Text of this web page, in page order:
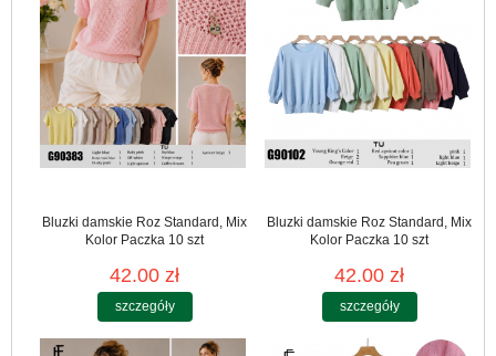
Bluzki damskie Roz Standard, Mix
Kolor Paczka 10 szt
42.00 zł
szczegóły
Bluzki damskie Roz Standard, Mix
Kolor Paczka 10 szt
42.00 zł
szczegóły